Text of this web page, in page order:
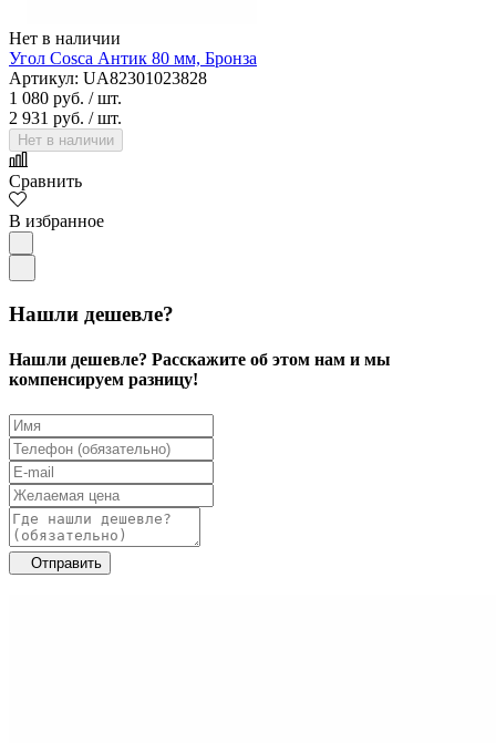
Нет в наличии
Угол Cosca Антик 80 мм, Бронза
Артикул: UA82301023828
1 080 руб. / шт.
2 931 руб. / шт.
Нет в наличии
Сравнить
В избранное
Нашли дешевле?
Нашли дешевле? Расскажите об этом нам и мы
компенсируем разницу!
Отправить